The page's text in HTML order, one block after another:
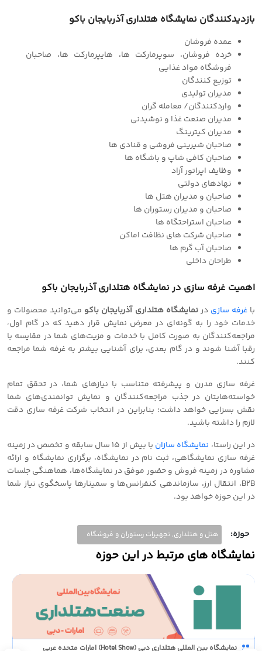
بازدیدکنندگان نمایشگاه هتلداری آذربایجان باکو
عمده فروشان
خرده فروشان، سوپرمارکت ها، هایپرمارکت ها، صاحبان
فروشگاه مواد غذایی
توزیع کنندگان
مدیران تولیدی
واردکنندگان/ معامله گران
مدیران صنعت غذا و نوشیدنی
مدیران کیترینگ
صاحبان شیرینی فروشی و قنادی ها
صاحبان کافی شاپ و باشگاه ها
وظایف اپراتور آزاد
نهادهای دولتی
صاحبان و مدیران هتل ها
صاحبان و مدیران رستوران ها
صاحبان استراحتگاه ها
صاحبان شرکت های نظافت اماکن
صاحبان آب گرم ها
طراحان داخلی
اهمیت غرفه سازی در نمایشگاه هتلداری آذربایجان باکو
باغرفه سازی درنمایشگاه هتلداری آذربایجان باکو می‌توانید محصولات و
خدمات خود را به گونه‌ای در معرض نمایش قرار دهید که در گام اول،
مراجعه‌کنندگان به صورت کامل با خدمات و مزیت‌های شما در مقایسه با
رقبا آشنا شوند و در گام بعدی، برای آشنایی بیشتر به غرفه شما مراجعه
کنند.
غرفه سازی مدرن و پیشرفته متناسب با نیازهای شما، در تحقق تمام
خواسته‌هایتان در جذب مراجعه‌کنندگان و نمایش توانمندی‌های شما
نقش بسزایی خواهد داشت؛ بنابراین در انتخاب شرکت غرفه سازی دقت
لازم را داشته باشید.
در این راستا، نمایشگاه سازان
با بیش از 15 سال سابقه و تخصص در زمینه
غرفه سازی نمایشگاهی، ثبت نام در نمایشگاه، برگزاری نمایشگاه و ارائه
مشاوره در زمینه فروش و حضور موفق در نمایشگاه‌ها، هماهنگی جلسات
B2B، انتقال ارز، سازماندهی کنفرانس‌ها و سمینارها پاسخگوی نیاز شما
در این حوزه خواهد بود.
حوزه: هتل و هتلداری, تجهیزات رستوران و فروشگاه
نمایشگاه های مرتبط در این حوزه
نمایشگاه بین المللی هتلداری دبی (Hotel Show) امارات متحده عربی